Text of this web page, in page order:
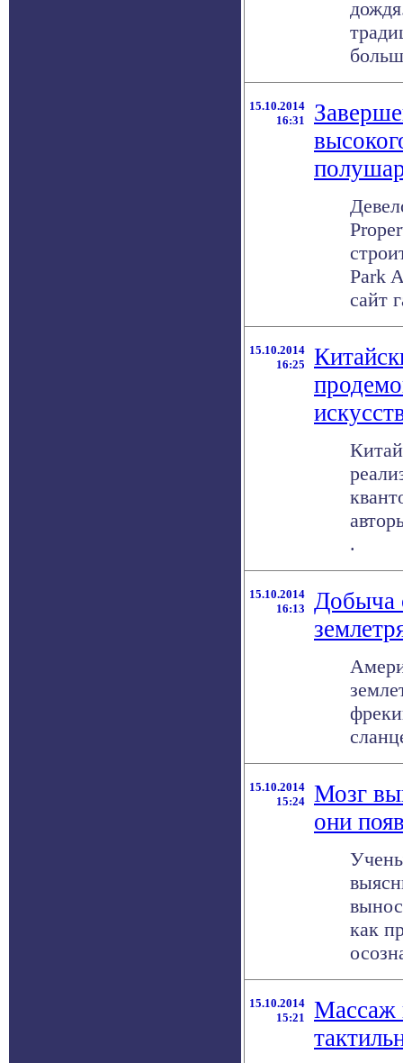
15.10.2014
16:31
Park
сайт
15.10.2014
16:25
.
15.10.2014
16:13
Добыча
15.10.2014
15:24
Мозг
они
как
15.10.2014
15:21
Массаж